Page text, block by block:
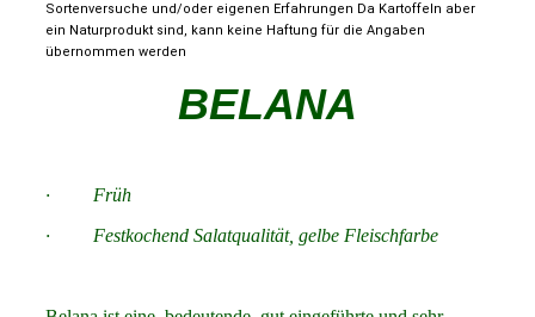
Sortenversuche und/oder eigenen Erfahrungen Da Kartoffeln aber
ein Naturprodukt sind, kann keine Haftung für die Angaben
übernommen werden
BELANA
· Früh
· Festkochend Salatqualität, gelbe Fleischfarbe